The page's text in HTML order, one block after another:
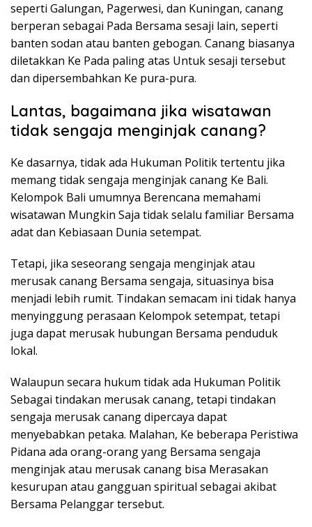
seperti Galungan, Pagerwesi, dan Kuningan, canang
berperan sebagai Pada Bersama sesaji lain, seperti
banten sodan atau banten gebogan. Canang biasanya
diletakkan Ke Pada paling atas Untuk sesaji tersebut
dan dipersembahkan Ke pura-pura.
Lantas, bagaimana jika wisatawan
tidak sengaja menginjak canang?
Ke dasarnya, tidak ada Hukuman Politik tertentu jika
memang tidak sengaja menginjak canang Ke Bali.
Kelompok Bali umumnya Berencana memahami
wisatawan Mungkin Saja tidak selalu familiar Bersama
adat dan Kebiasaan Dunia setempat.
Tetapi, jika seseorang sengaja menginjak atau
merusak canang Bersama sengaja, situasinya bisa
menjadi lebih rumit. Tindakan semacam ini tidak hanya
menyinggung perasaan Kelompok setempat, tetapi
juga dapat merusak hubungan Bersama penduduk
lokal.
Walaupun secara hukum tidak ada Hukuman Politik
Sebagai tindakan merusak canang, tetapi tindakan
sengaja merusak canang dipercaya dapat
menyebabkan petaka. Malahan, Ke beberapa Peristiwa
Pidana ada orang-orang yang Bersama sengaja
menginjak atau merusak canang bisa Merasakan
kesurupan atau gangguan spiritual sebagai akibat
Bersama Pelanggar tersebut.